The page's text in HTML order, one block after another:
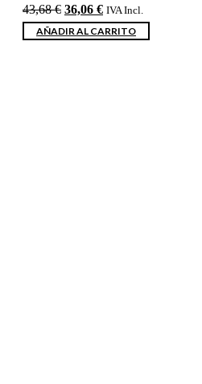
43,68€ El
precio
original
36,06 €El
precio
actual
IVA Incl.
AÑADIR AL CARRITO